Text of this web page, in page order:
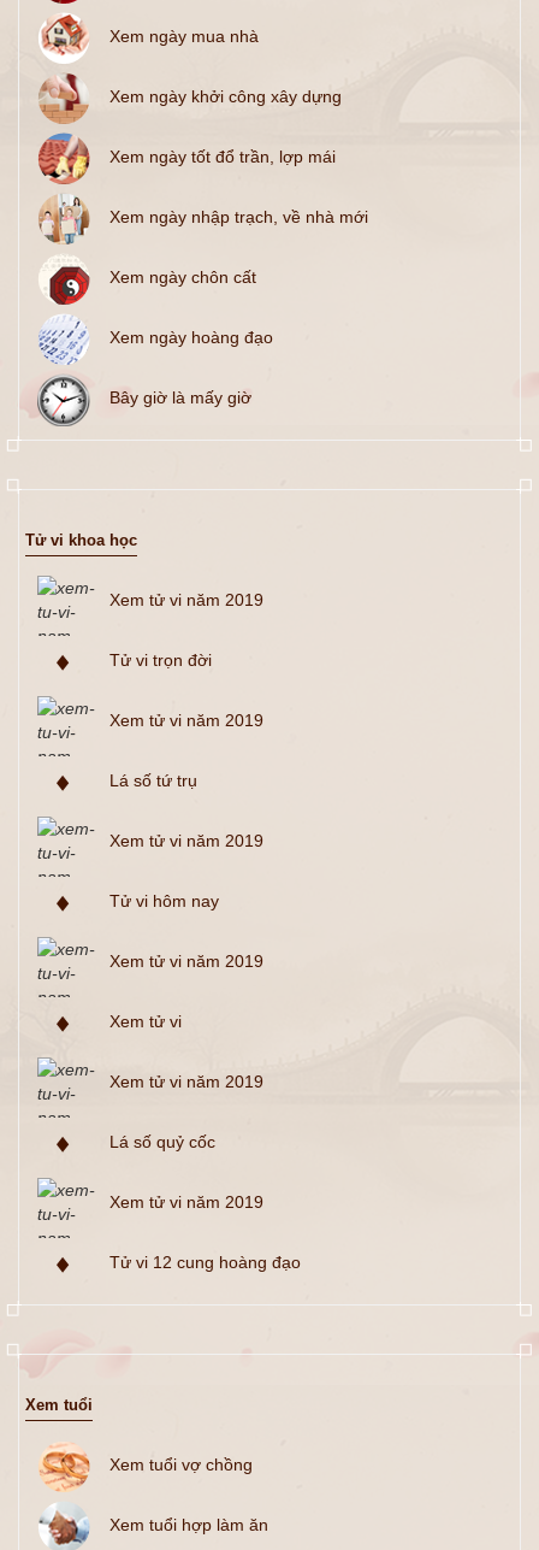
Xem ngày mua nhà
Xem ngày khởi công xây dựng
Xem ngày tốt đổ trần, lợp mái
Xem ngày nhập trạch, về nhà mới
Xem ngày chôn cất
Xem ngày hoàng đạo
Bây giờ là mấy giờ
Tử vi khoa học
Xem tử vi năm 2019
Tử vi trọn đời
Xem tử vi năm 2019
Lá số tứ trụ
Xem tử vi năm 2019
Tử vi hôm nay
Xem tử vi năm 2019
Xem tử vi
Xem tử vi năm 2019
Lá số quỷ cốc
Xem tử vi năm 2019
Tử vi 12 cung hoàng đạo
Xem tuổi
Xem tuổi vợ chồng
Xem tuổi hợp làm ăn